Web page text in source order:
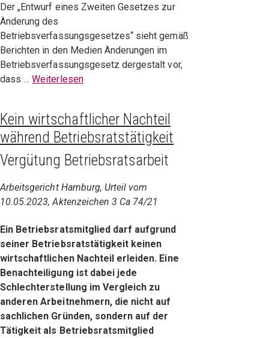
Der „Entwurf eines Zweiten Gesetzes zur
Änderung des
Betriebsverfassungsgesetzes“ sieht gemäß
Berichten in den Medien Änderungen im
Betriebsverfassungsgesetz dergestalt vor,
dass …Weiterlesen
Kein wirtschaftlicher Nachteil
während Betriebsratstätigkeit
Vergütung Betriebsratsarbeit
Arbeitsgericht Hamburg, Urteil vom
10.05.2023, Aktenzeichen 3 Ca 74/21
Ein Betriebsratsmitglied darf aufgrund
seiner Betriebsratstätigkeit keinen
wirtschaftlichen Nachteil erleiden. Eine
Benachteiligung ist dabei jede
Schlechterstellung im Vergleich zu
anderen Arbeitnehmern, die nicht auf
sachlichen Gründen, sondern auf der
Tätigkeit als Betriebsratsmitglied